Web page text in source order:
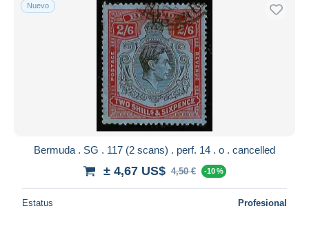
Nuevo
Bermuda . SG . 117 (2 scans) . perf. 14 . o . cancelled
± 4,67 US$ 4,50 € -10 %
Estatus Profesional